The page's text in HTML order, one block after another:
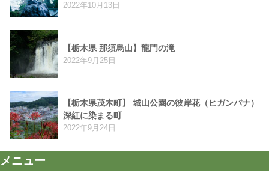
2022年10月13日
【栃木県 那須烏山】龍門の滝
2022年9月25日
【栃木県茂木町】 城山公園の彼岸花（ヒガンバナ）
深紅に染まる町
2022年9月24日
メニュー